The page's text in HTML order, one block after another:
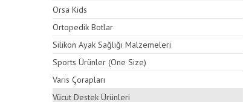
Orsa Kids
Ortopedik Botlar
Silikon Ayak Sağlığı Malzemeleri
Sports Ürünler (One Size)
Varis Çorapları
Vücut Destek Ürünleri